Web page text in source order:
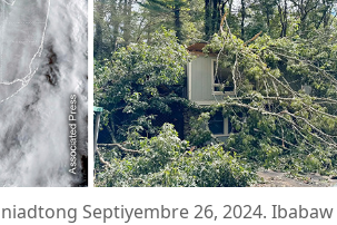
Septiyembre 26, 2024. Ibabaw